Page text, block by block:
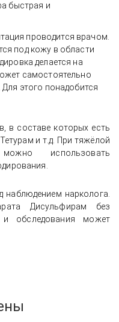
быстрая и
проводится врачом.
под кожу в области
делается на
самостоятельно
Для этого понадобится
в составе которых есть
и т.д. При тяжёлой
использовать
наблюдением нарколога.
Дисульфирам без
и обследования может